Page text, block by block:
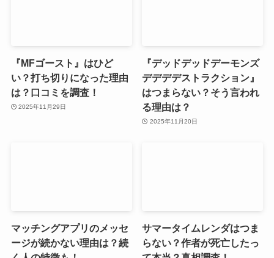
『MFゴースト』はひど
い？打ち切りになった理由
は？口コミを調査！
2025年11月29日
『デッドデッドデーモンズ
デデデデストラクション』
はつまらない？そう言われ
る理由は？
2025年11月20日
マッチングアプリのメッセ
ージが続かない理由は？続
サマータイムレンダはつま
らない？作者が死亡したっ